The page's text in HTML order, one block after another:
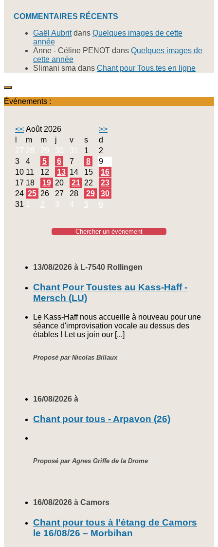
COMMENTAIRES RÉCENTS
Gaël Aubritdans Quelques images de cette
année
Anne - Céline PENOT dans Quelques images de
cette année
Slimani sma dans Chant pour Tous.tes en ligne
Événements :
<< Août 2026
>>
m m j v s
d
27 28 29 30 31 1
2
3
4 5 6 7 8
9
10 11 12 13 14 15
16
17 18 19 20 21 22
23
24 25 26 27 28 29
30
31 1 2 3 4 5 6
Chercher un événement
13/08/2026 à L-7540 Rollingen
Chant Pour Toustes au Kass-Haff -
Mersch (LU)
Le Kass-Haff nous accueille à nouveau pour une
séance d'improvisation vocale au dessus des
étables ! Let us join our [...]
Proposé par Nicolas Billaux
16/08/2026 à
Chant pour tous - Arpavon (26)
Proposé par Agnes Griffe de la Drome
16/08/2026 à Camors
Chant pour tous à l’étang de Camors
le 16/08/26 – Morbihan